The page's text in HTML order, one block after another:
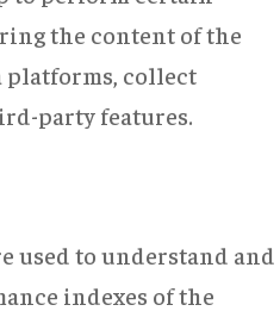
the content of the
platforms, collect
party features.
used to understand and
indexes of the